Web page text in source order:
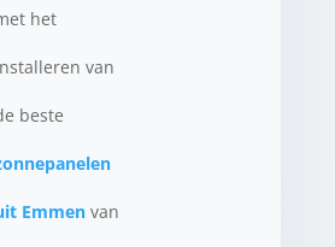
het
van
beste
Emmenvan